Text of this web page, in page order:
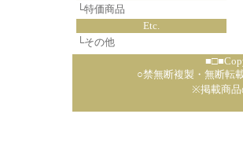
└特価商品
Etc.
└その他
○禁無断複製・無断転
※掲載商品